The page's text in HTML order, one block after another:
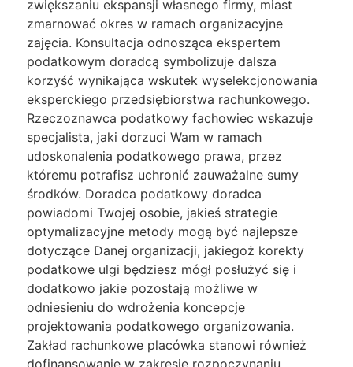
zwiększaniu ekspansji własnego firmy, miast
zmarnować okres w ramach organizacyjne
zajęcia. Konsultacja odnosząca ekspertem
podatkowym doradcą symbolizuje dalsza
korzyść wynikająca wskutek wyselekcjonowania
eksperckiego przedsiębiorstwa rachunkowego.
Rzeczoznawca podatkowy fachowiec wskazuje
specjalista, jaki dorzuci Wam w ramach
udoskonalenia podatkowego prawa, przez
któremu potrafisz uchronić zauważalne sumy
środków. Doradca podatkowy doradca
powiadomi Twojej osobie, jakieś strategie
optymalizacyjne metody mogą być najlepsze
dotyczące Danej organizacji, jakiegoż korekty
podatkowe ulgi będziesz mógł posłużyć się i
dodatkowo jakie pozostają możliwe w
odniesieniu do wdrożenia koncepcje
projektowania podatkowego organizowania.
Zakład rachunkowe placówka stanowi również
dofinansowanie w zakresie rozpoczynaniu